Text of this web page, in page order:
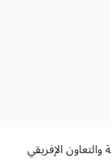
الإفريقي